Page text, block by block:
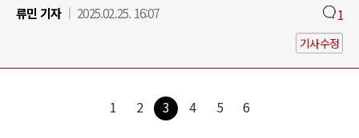
류민 기자
2025.02.25. 16:07 1
기사수정
1 2 3 4 5 6